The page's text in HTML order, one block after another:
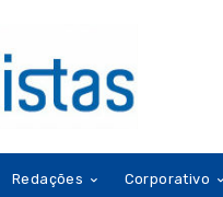
Redações Corporativo